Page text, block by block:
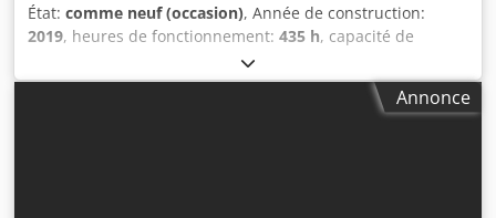
État: comme neuf (occasion), Année de construction:
2019, heures de fonctionnement: 435 h, capacité de
, type de carburant:
modèle : STILL ECU 16 * Ravas Mât : 1150 x 580
ID : 25050.8226 Chat.:Démo Fourches : 1150 x 580 mmAnnonce